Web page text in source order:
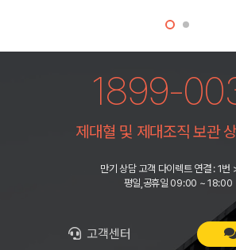
1899-
제대혈 및 제대조직 보관
만기 상담 고객 다이렉트 연결 : 1번
평일,공휴일 09:00 ~ 18:00
고객센터